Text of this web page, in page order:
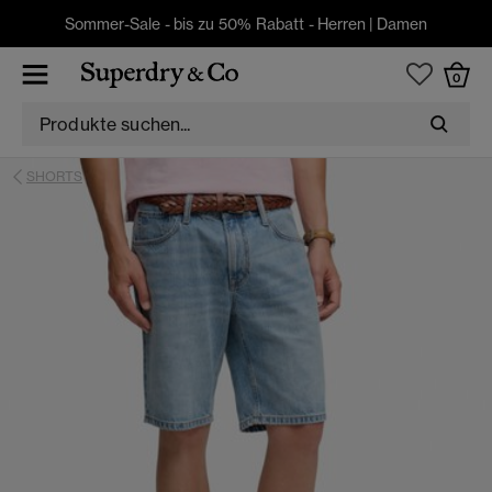
Sommer-Sale - bis zu 50% Rabatt - Herren | Damen
0
SHORTS